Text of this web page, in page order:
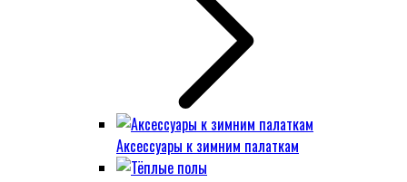
Аксессуары к зимним палаткам